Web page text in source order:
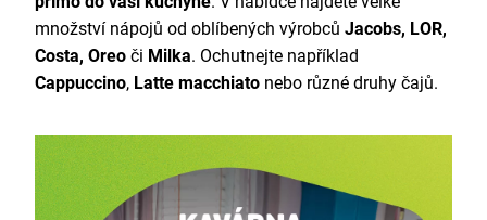
množství nápojů od oblíbených výrobců Jacobs, LOR,
Costa, Oreo či Milka. Ochutnejte například
Cappuccino, Latte macchiato nebo různé druhy čajů.